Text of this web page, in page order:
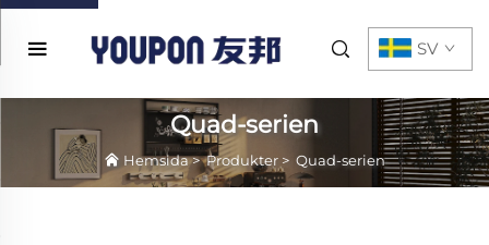
SV
Quad-serien
Hemsida>Produkter > Quad-serien